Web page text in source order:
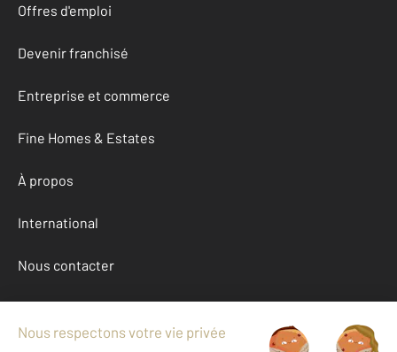
Offres d'emploi
Devenir franchisé
Entreprise et commerce
Fine Homes & Estates
À propos
International
Nous contacter
Mentions légales & CGU et Barèmes d'honoraires